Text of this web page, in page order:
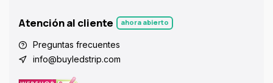
Atención al cliente ahora abierto
Preguntas frecuentes
info@buyledstrip.com